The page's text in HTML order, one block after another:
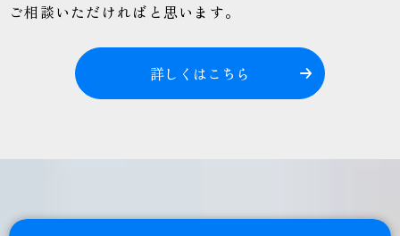
ご相談いただければと思います。
詳しくはこちら